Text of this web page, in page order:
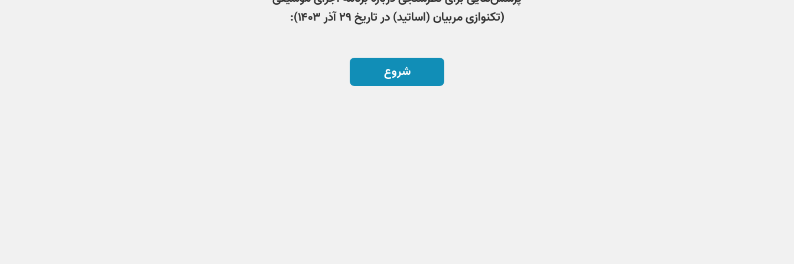
(تکنوازی مربیان (اساتید) در تاریخ ۲۹ آذر ۱۴۰۳):
شروع